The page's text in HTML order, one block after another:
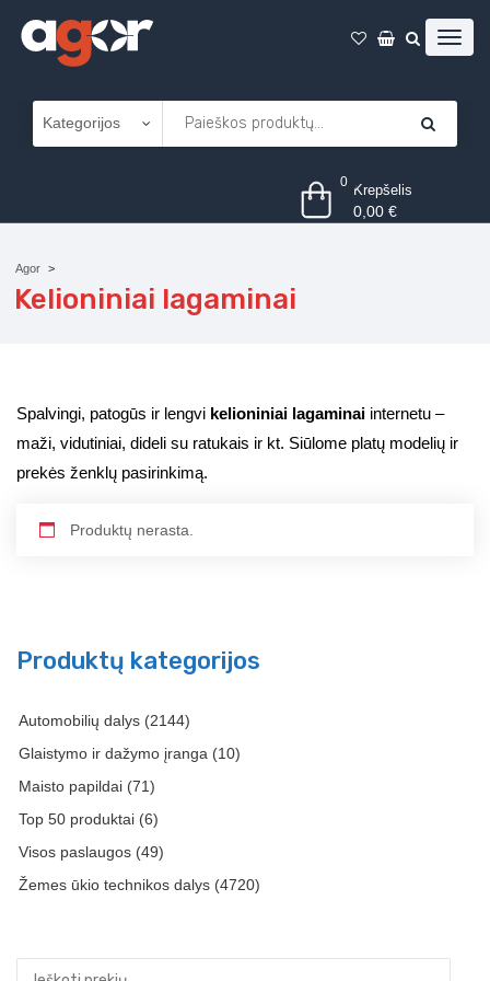
0 Krepšelis
0,00€
Agor
Kelioniniai lagaminai
Produktų kategorijos
Automobilių dalys (2144)
Glaistymo ir dažymo įranga (10)
Maisto papildai (71)
Top 50 produktai (6)
Visos paslaugos (49)
Žemes ūkio technikos dalys (4720)
Spalvingi, patogūs ir lengvi kelioniniai lagaminai internetu –
maži, vidutiniai, dideli su ratukais ir kt. Siūlome platų modelių ir
prekės ženklų pasirinkimą.
Produktų nerasta.